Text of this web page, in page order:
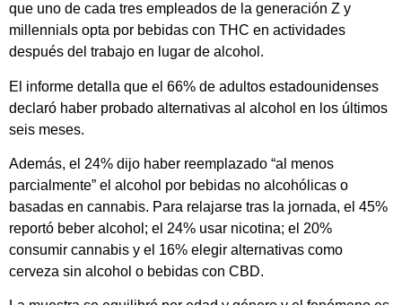
que uno de cada tres empleados de la generación Z y
millennials opta por bebidas con THC en actividades
después del trabajo en lugar de alcohol.
El informe detalla que el 66% de adultos estadounidenses
declaró haber probado alternativas al alcohol en los últimos
seis meses.
Además, el 24% dijo haber reemplazado “al menos
parcialmente” el alcohol por bebidas no alcohólicas o
basadas en cannabis. Para relajarse tras la jornada, el 45%
reportó beber alcohol; el 24% usar nicotina; el 20%
consumir cannabis y el 16% elegir alternativas como
cerveza sin alcohol o bebidas con CBD.